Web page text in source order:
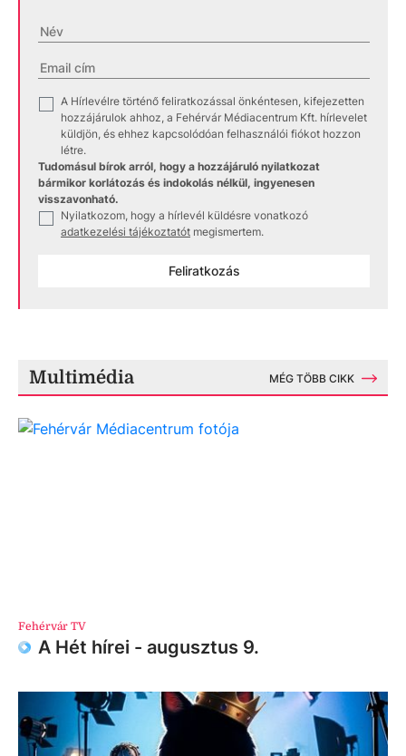
A Hírlevélre történő feliratkozással önkéntesen, kifejezetten
hozzájárulok ahhoz, a Fehérvár Médiacentrum Kft. hírlevelet
küldjön, és ehhez kapcsolódóan felhasználói fiókot hozzon
létre.
Tudomásul bírok arról, hogy a hozzájáruló nyilatkozat
bármikor korlátozás és indokolás nélkül, ingyenesen
visszavonható.
Nyilatkozom, hogy a hírlevél küldésre vonatkozó
adatkezelési tájékoztatót megismertem.
Feliratkozás
Multimédia MÉG TÖBB CIKK
Fehérvár TV
A Hét hírei - augusztus 9.